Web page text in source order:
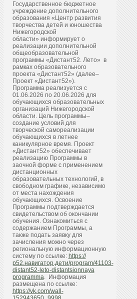
Государственное бюджетное
учреждение дополнительного
образования «Центр развития
творчества детей и юношества
Нижегородской
области» информирует о
реализации дополнительной
общеобразовательной
программы «Дистант52. Лето» в
рамках образовательного
проекта «Дистант52» (далее–
Проект «Дистант52»).
Программа реализуется с
01.06.2026 по 20.06.2026 для
обучающихся образовательных
организаций Нижегородской
области. Цель программы–
создание условий для
творческой самореализации
обучающихся в летнее
каникулярное время. Проект
«Дистант52» обеспечивает
реализацию Программы в
заочной форме с применением
дистанционных
образовательных технологий, в
свободном графике, независимо
от места нахождения
обучающихся. Освоение
Программы подтверждается
свидетельством об окончании
обучения. Ознакомиться с
содержанием Программы, а
также подать заявку для
зачисления можно через
региональную информационную
систему по ссылке: https://
р52.навигатор.дети/program/41103-
distant52-leto-distantsionnaya
programma. Информация
размещена по ссылке:
https://vk.com/wall-